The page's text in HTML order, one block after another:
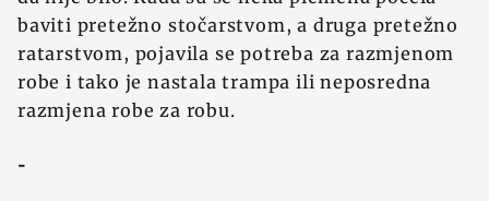
baviti pretež‍no stočarstvom, a druga prete‍žno
ratarstvom, pojavila se potreba za razmjenom
robe i tako je nastala trampa ili neposredna
razmjena robe za robu.
-